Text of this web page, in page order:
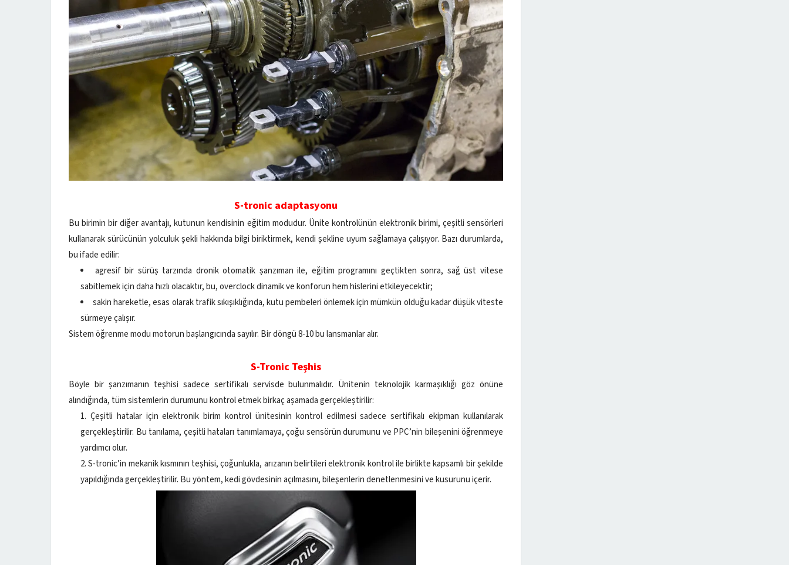
S-tronic adaptasyonu
Bu birimin bir diğer avantajı, kutunun kendisinin eğitim modudur. Ünite kontrolünün elektronik birimi, çeşitli sensörleri
kullanarak sürücünün yolculuk şekli hakkında bilgi biriktirmek, kendi şekline uyum sağlamaya çalışıyor. Bazı durumlarda,
bu ifade edilir:
agresif bir sürüş tarzında dronik otomatik şanzıman ile, eğitim programını geçtikten sonra, sağ üst vitese
sabitlemek için daha hızlı olacaktır, bu, overclock dinamik ve konforun hem hislerini etkileyecektir;
sakin hareketle, esas olarak trafik sıkışıklığında, kutu pembeleri önlemek için mümkün olduğu kadar düşük viteste
sürmeye çalışır.
Sistem öğrenme modu motorun başlangıcında sayılır. Bir döngü 8-10 bu lansmanlar alır.
S-Tronic Teşhis
Böyle bir şanzımanın teşhisi sadece sertifikalı servisde bulunmalıdır. Ünitenin teknolojik karmaşıklığı göz önüne
alındığında, tüm sistemlerin durumunu kontrol etmek birkaç aşamada gerçekleştirilir:
Çeşitli hatalar için elektronik birim kontrol ünitesinin kontrol edilmesi sadece sertifikalı ekipman kullanılarak
gerçekleştirilir. Bu tanılama, çeşitli hataları tanımlamaya, çoğu sensörün durumunu ve PPC’nin bileşenini öğrenmeye
yardımcı olur.
S-tronic’in mekanik kısmının teşhisi, çoğunlukla, arızanın belirtileri elektronik kontrol ile birlikte kapsamlı bir şekilde
yapıldığında gerçekleştirilir. Bu yöntem, kedi gövdesinin açılmasını, bileşenlerin denetlenmesini ve kusurunu içerir.